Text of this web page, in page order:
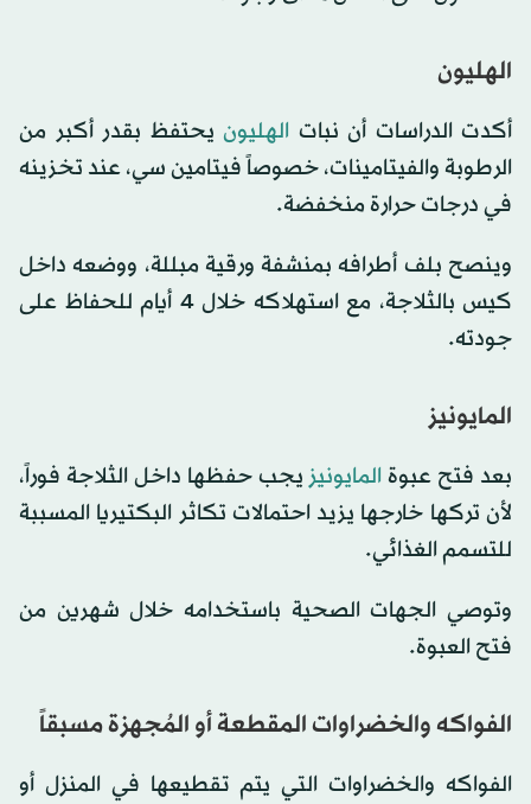
الهليون
أكدت الدراسات أن نبات الهليون يحتفظ بقدر أكبر من
الرطوبة والفيتامينات، خصوصاً فيتامين سي، عند تخزينه
في درجات حرارة منخفضة.
وينصح بلف أطرافه بمنشفة ورقية مبللة، ووضعه داخل
كيس بالثلاجة، مع استهلاكه خلال 4 أيام للحفاظ على
جودته.
المايونيز
بعد فتح عبوة المايونيز يجب حفظها داخل الثلاجة فوراً،
لأن تركها خارجها يزيد احتمالات تكاثر البكتيريا المسببة
للتسمم الغذائي.
وتوصي الجهات الصحية باستخدامه خلال شهرين من
فتح العبوة.
الفواكه والخضراوات المقطعة أو المُجهزة مسبقاً
الفواكه والخضراوات التي يتم تقطيعها في المنزل أو